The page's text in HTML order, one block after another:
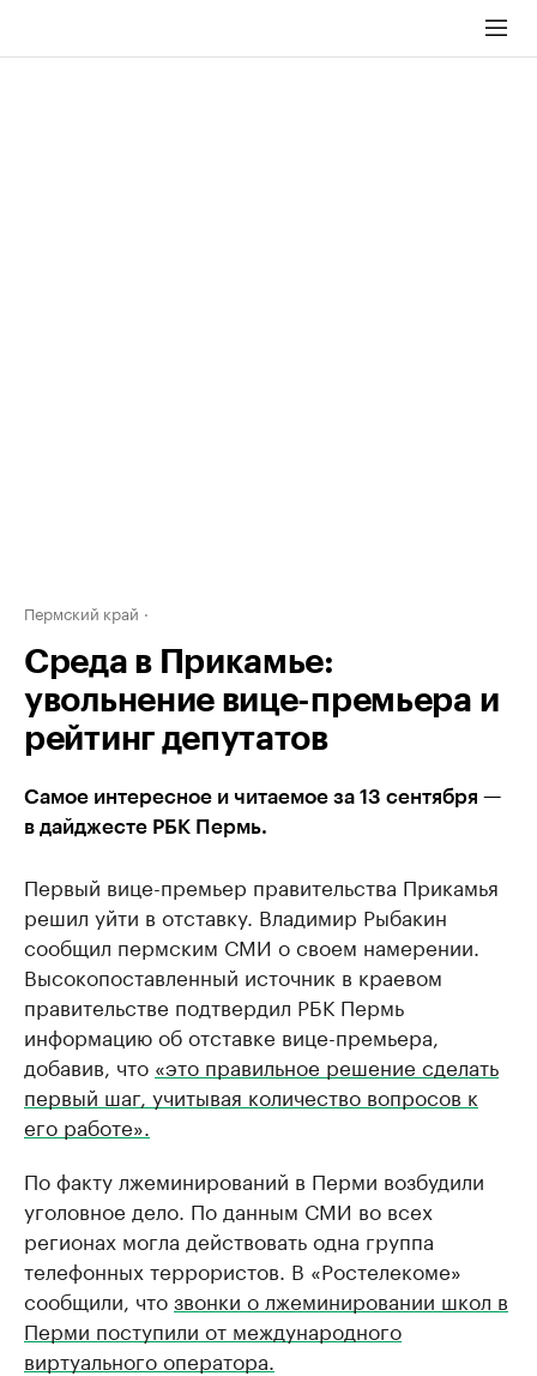
Пермский край
Среда в Прикамье:
увольнение вице-премьера и
рейтинг депутатов
Самое интересное и читаемое за 13 сентября —
в дайджесте РБК Пермь.
Первый вице-премьер правительства Прикамья
решил уйти в отставку. Владимир Рыбакин
сообщил пермским СМИ о своем намерении.
Высокопоставленный источник в краевом
правительстве подтвердил РБК Пермь
информацию об отставке вице-премьера,
добавив, что «это правильное решение сделать
первый шаг, учитывая количество вопросов к
его работе».
По факту лжеминирований в Перми возбудили
уголовное дело. По данным СМИ во всех
регионах могла действовать одна группа
телефонных террористов. В «Ростелекоме»
сообщили, чтозвонки о лжеминировании школ в
Перми поступили от международного
виртуального оператора.